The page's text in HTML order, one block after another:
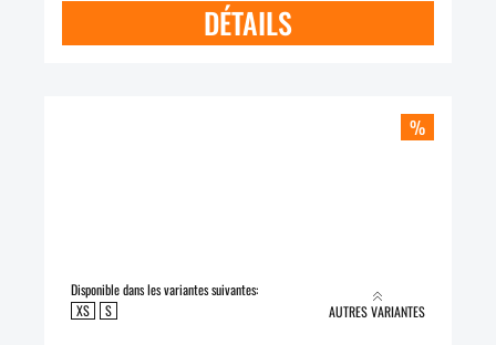
DÉTAILS
%
Disponible dans les variantes suivantes:
XS
S AUTRES VARIANTES